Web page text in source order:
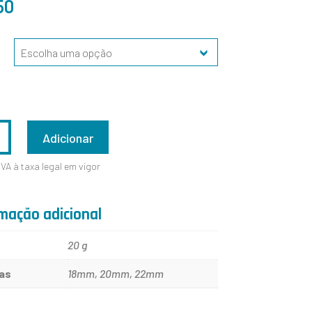
Adicionar
à taxa legal em vigor
adicional
20 g
18mm, 20mm, 22mm